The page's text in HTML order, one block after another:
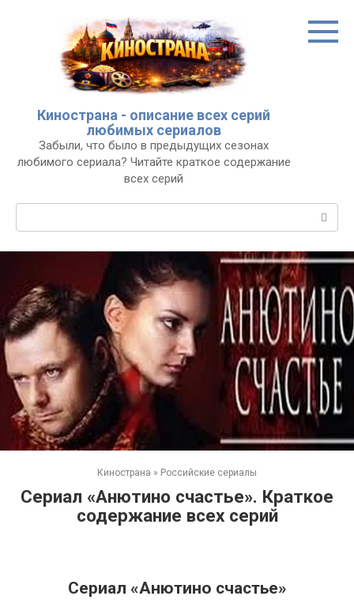
Кинострана - описание всех серий
любимых сериалов
Забыли, что было в предыдущих сезонах
любимого сериала? Читайте краткое содержание
всех серий
Кинострана » Российские сериалы
Сериал «Анютино счастье». Краткое
содержание всех серий
Сериал «Анютино счастье»